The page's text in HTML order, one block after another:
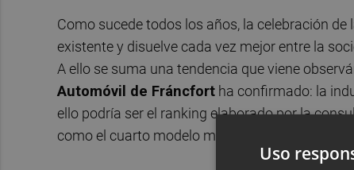
Como sucede todos los años, la celebración de
existente y disuelve cada vez mejor entre la
A ello se suma una tendencia que viene
Automóvil de Fráncfort ha confirmado: la
ello podría ser el ranking elaborado por la
como el cuarto modelo mejor valorado por
Uso